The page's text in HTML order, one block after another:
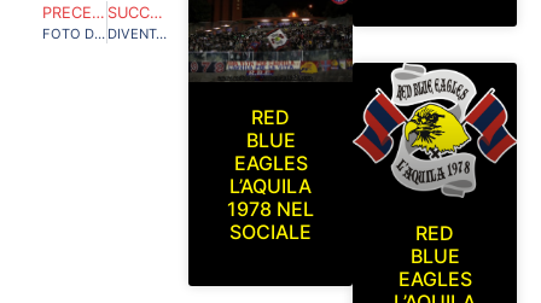
PRECEDENTE
FOTO DELL’AREA IN CUI VERRA’ REALIZZATO IL NOSTRO PROGETTO
SUCCESSIVO
DIVENTA REALTA’ IL PROGETTO DELL’ “AREA ULTRAS D’ITALIA” A L’AQUILA
RED
BLUE
EAGLES
L’AQUILA
1978 NEL
SOCIALE
RED
BLUE
EAGLES